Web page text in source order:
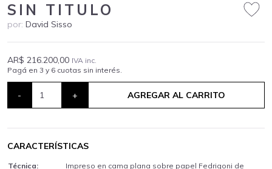
SIN TITULO
por: David Sisso
AR$ 216.200,00 IVA inc.
Pagá en 3 y 6 cuotas sin interés.
- + AGREGAR AL CARRITO
CARACTERÍSTICAS
Técnica:
Impreso en cama plana sobre papel Fedrigoni de